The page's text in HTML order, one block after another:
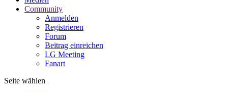
Community
Anmelden
Registrieren
Forum
Beitrag einreichen
LG Meeting
Fanart
Seite wählen